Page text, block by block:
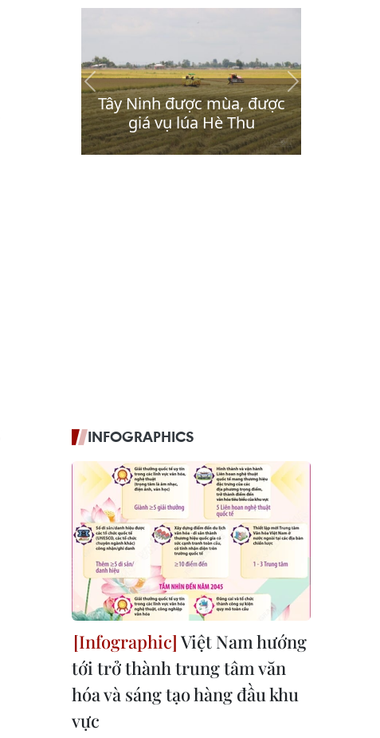
INFOGRAPHICS
Việt Nam hướng
tới trở thành trung tâm văn
hóa và sáng tạo hàng đầu khu
vực